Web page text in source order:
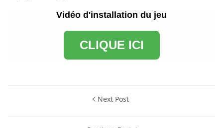
Vidéo d'installation du jeu
CLIQUE ICI
Next Post